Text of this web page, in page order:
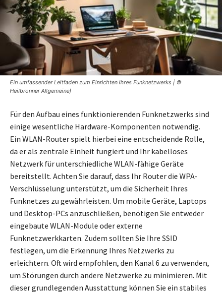
Ein umfassender Leitfaden zum Einrichten Ihres Funknetzwerks | ©
Heilbronner Allgemeine)
Für den Aufbau eines funktionierenden Funknetzwerks sind
einige wesentliche Hardware-Komponenten notwendig.
Ein WLAN-Router spielt hierbei eine entscheidende Rolle,
da er als zentrale Einheit fungiert und Ihr kabelloses
Netzwerk für unterschiedliche WLAN-fähige Geräte
bereitstellt. Achten Sie darauf, dass Ihr Router die WPA-
Verschlüsselung unterstützt, um die Sicherheit Ihres
Funknetzes zu gewährleisten. Um mobile Geräte, Laptops
und Desktop-PCs anzuschließen, benötigen Sie entweder
eingebaute WLAN-Module oder externe
Funknetzwerkkarten. Zudem sollten Sie Ihre SSID
festlegen, um die Erkennung Ihres Netzwerks zu
erleichtern. Oft wird empfohlen, den Kanal 6 zu verwenden,
um Störungen durch andere Netzwerke zu minimieren. Mit
dieser grundlegenden Ausstattung können Sie ein stabiles